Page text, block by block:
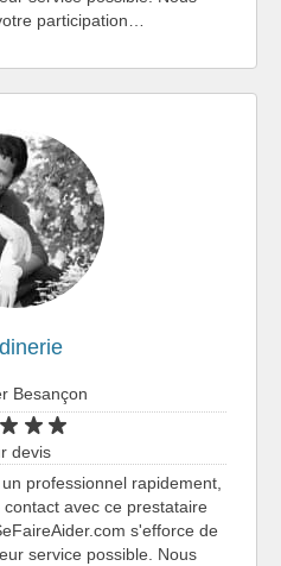
participation…
Besançon
devis
professionnel rapidement,
avec ce prestataire
s'efforce de
service possible. Nous